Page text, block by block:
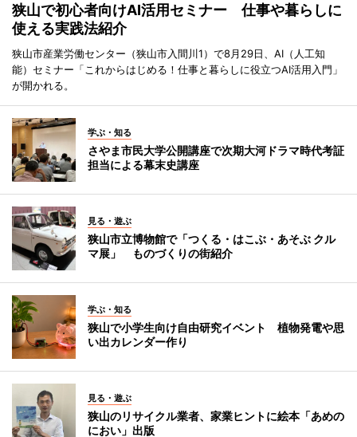
狭山で初心者向けAI活用セミナー 仕事や暮らしに
使える実践法紹介
狭山市産業労働センター（狭山市入間川1）で8月29日、AI（人工知
能）セミナー「これからはじめる！仕事と暮らしに役立つAI活用入門」
が開かれる。
学ぶ・知る
さやま市民大学公開講座で次期大河ドラマ時代考証
担当による幕末史講座
見る・遊ぶ
狭山市立博物館で「つくる・はこぶ・あそぶ クル
マ展」 ものづくりの街紹介
学ぶ・知る
狭山で小学生向け自由研究イベント 植物発電や思
い出カレンダー作り
見る・遊ぶ
狭山のリサイクル業者、家業ヒントに絵本「あめの
におい」出版